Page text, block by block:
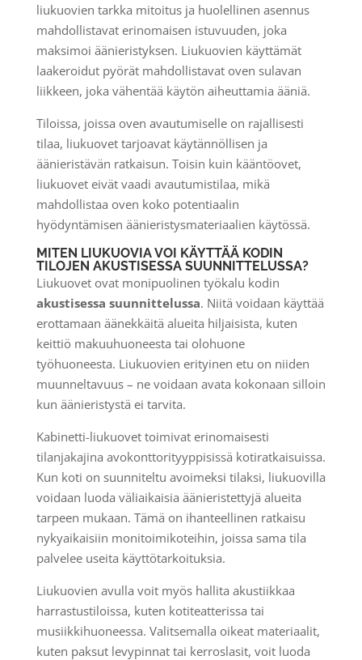
liukuovien tarkka mitoitus ja huolellinen asennus
mahdollistavat erinomaisen istuvuuden, joka
maksimoi äänieristyksen. Liukuovien käyttämät
laakeroidut pyörät mahdollistavat oven sulavan
liikkeen, joka vähentää käytön aiheuttamia ääniä.
Tiloissa, joissa oven avautumiselle on rajallisesti
tilaa, liukuovet tarjoavat käytännöllisen ja
äänieristävän ratkaisun. Toisin kuin kääntöovet,
liukuovet eivät vaadi avautumistilaa, mikä
mahdollistaa oven koko potentiaalin
hyödyntämisen äänieristysmateriaalien käytössä.
MITEN LIUKUOVIA VOI KÄYTTÄÄ KODIN
TILOJEN AKUSTISESSA SUUNNITTELUSSA?
Liukuovet ovat monipuolinen työkalu kodin
akustisessa suunnittelussa. Niitä voidaan käyttää
erottamaan äänekkäitä alueita hiljaisista, kuten
keittiö makuuhuoneesta tai olohuone
työhuoneesta. Liukuovien erityinen etu on niiden
muunneltavuus – ne voidaan avata kokonaan silloin
kun äänieristystä ei tarvita.
Kabinetti-liukuovet toimivat erinomaisesti
tilanjakajina avokonttorityyppisissä kotiratkaisuissa.
Kun koti on suunniteltu avoimeksi tilaksi, liukuovilla
voidaan luoda väliaikaisia äänieristettyjä alueita
tarpeen mukaan. Tämä on ihanteellinen ratkaisu
nykyaikaisiin monitoimikoteihin, joissa sama tila
palvelee useita käyttötarkoituksia.
Liukuovien avulla voit myös hallita akustiikkaa
harrastustiloissa, kuten kotiteatterissa tai
musiikkihuoneessa. Valitsemalla oikeat materiaalit,
kuten paksut levypinnat tai kerroslasit, voit luoda